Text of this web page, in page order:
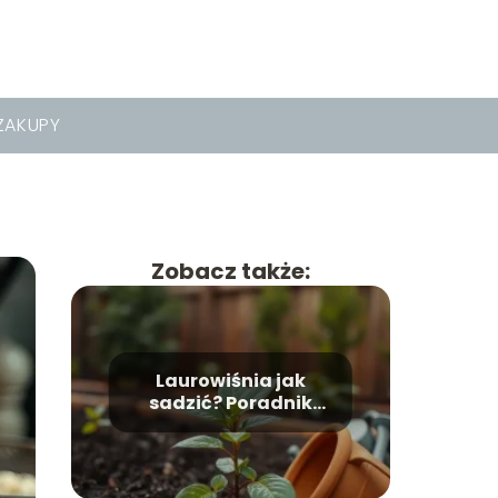
Zobacz także:
Laurowiśnia jak
sadzić? Poradnik
krok po kroku